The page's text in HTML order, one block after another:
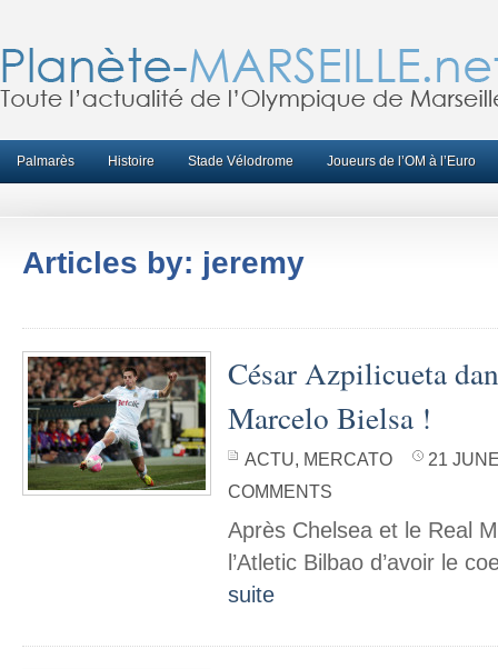
Palmarès Histoire Stade Vélodrome Joueurs de l’OM à l’Euro
Articles by: jeremy
César Azpilicueta
Marcelo Bielsa !
ACTU, MERCATO
21
COMMENTS
Après Chelsea et le Real
l’Atletic Bilbao d’avoir le
suite